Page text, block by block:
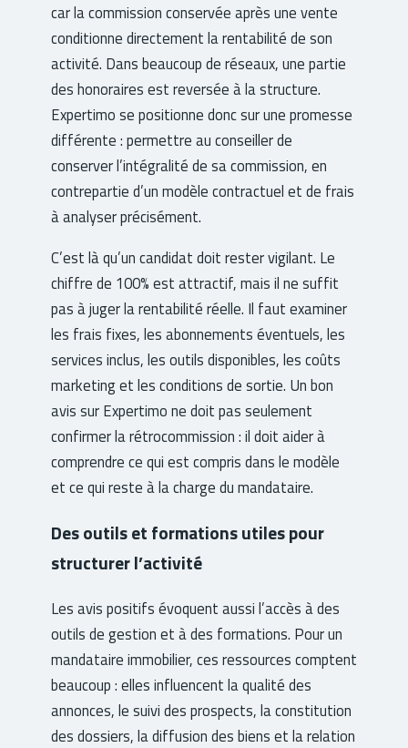
car la commission conservée après une vente
conditionne directement la rentabilité de son
activité. Dans beaucoup de réseaux, une partie
des honoraires est reversée à la structure.
Expertimo se positionne donc sur une promesse
différente : permettre au conseiller de
conserver l’intégralité de sa commission, en
contrepartie d’un modèle contractuel et de frais
à analyser précisément.
C’est là qu’un candidat doit rester vigilant. Le
chiffre de 100% est attractif, mais il ne suffit
pas à juger la rentabilité réelle. Il faut examiner
les frais fixes, les abonnements éventuels, les
services inclus, les outils disponibles, les coûts
marketing et les conditions de sortie. Un bon
avis sur Expertimo ne doit pas seulement
confirmer la rétrocommission : il doit aider à
comprendre ce qui est compris dans le modèle
et ce qui reste à la charge du mandataire.
Des outils et formations utiles pour
structurer l’activité
Les avis positifs évoquent aussi l’accès à des
outils de gestion et à des formations. Pour un
mandataire immobilier, ces ressources comptent
beaucoup : elles influencent la qualité des
annonces, le suivi des prospects, la constitution
des dossiers, la diffusion des biens et la relation